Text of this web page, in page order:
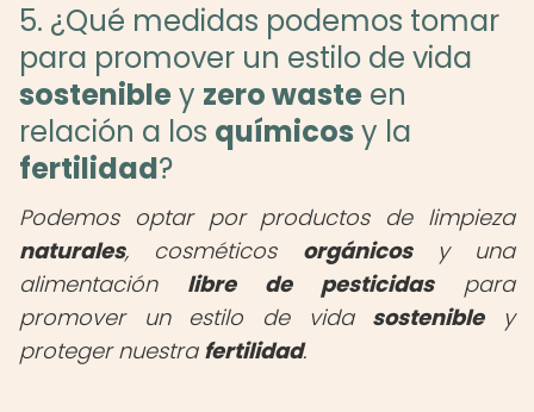
5. ¿Qué medidas podemos tomar
para promover un estilo de vida
sostenibley zero waste en
relación a los químicos y la
fertilidad?
Podemos optar por productos de limpieza
naturales, cosméticos orgánicosy una
alimentación libre de pesticidaspara
promover un estilo de vida sostenibley
proteger nuestra fertilidad.